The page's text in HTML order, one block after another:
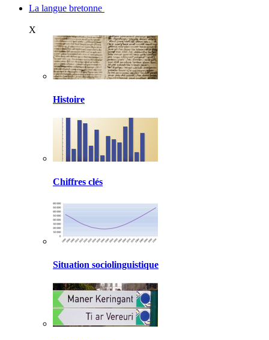
La langue bretonne
X
Histoire
Chiffres clés
Situation sociolinguistique